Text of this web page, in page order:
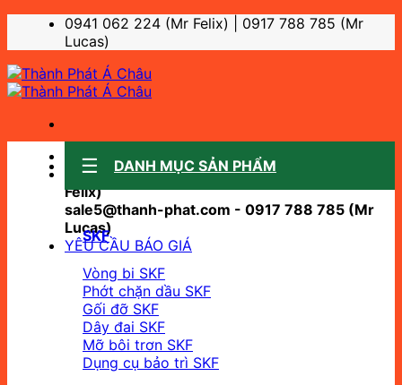
dung
0941 062 224 (Mr Felix) | 0917 788 785 (Mr
Lucas)
Sale support:
sale10@thanh-phat.com - 0941 062 224 (Mr
Felix)
sale5@thanh-phat.com - 0917 788 785 (Mr
Lucas)
YÊU CẦU BÁO GIÁ
DANH MỤC SẢN PHẨM
SKF
Vòng bi SKF
Phớt chặn dầu SKF
Gối đỡ SKF
Dây đai SKF
Mỡ bôi trơn SKF
Dụng cụ bảo trì SKF